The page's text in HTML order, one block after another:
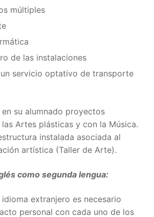
múltiples
de las instalaciones
servicio optativo de transporte
su alumnado proyectos
Artes plásticas y con la Música.
instalada asociada al
artística (Taller de Arte).
como segunda lengua:
extranjero es necesario
personal con cada uno de los